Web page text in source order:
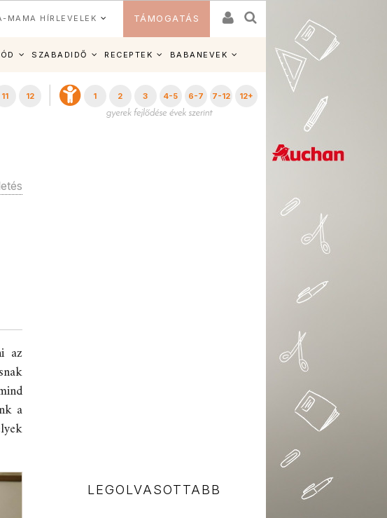
MAMA HÍRLEVELEK TÁMOGATÁS
SZABADIDŐ RECEPTEK BABANEVEK
11 12 1 2 3 4-5 6-7 7-12 12+
az
a
LEGOLVASOTTABB